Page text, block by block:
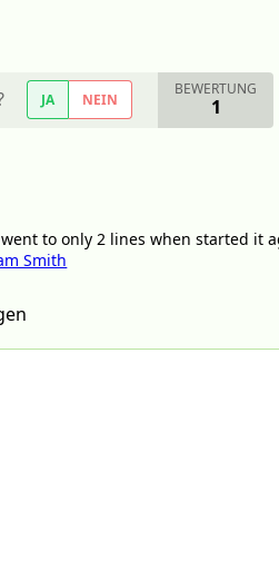
JA NEIN
BEWERTUNG
1
to only 2 lines when started it
Smith